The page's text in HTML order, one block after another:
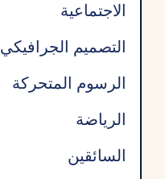
الاجتماعية
التصميم الجرافيكي
الرسوم المتحركة
الرياضة
السائقين